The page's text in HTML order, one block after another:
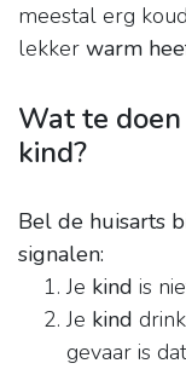
meestal erg
lekker warm
Wat te
kind?
Bel de huisarts
signalen:
Je kind is
Je kind
gevaar is